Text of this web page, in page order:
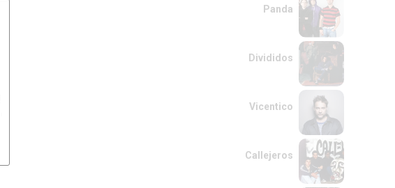
Panda
Divididos
Vicentico
Callejeros